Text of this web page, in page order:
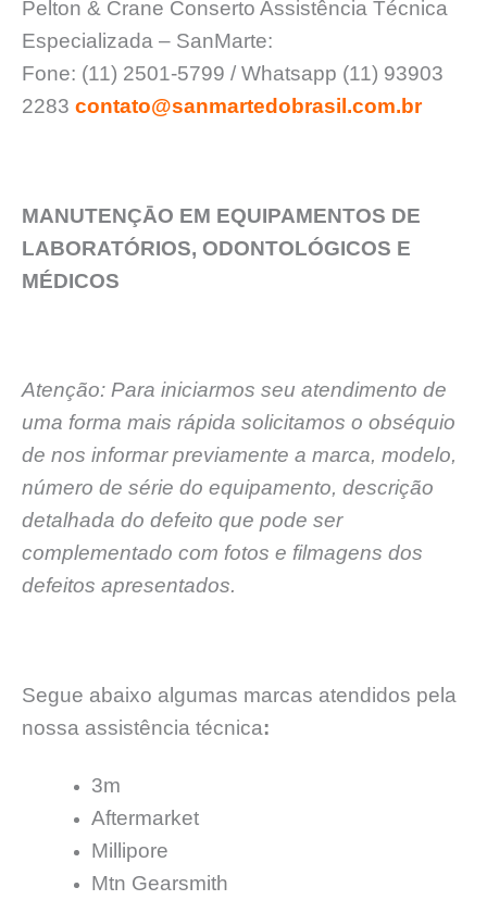
Pelton & Crane Conserto Assistência Técnica
Especializada – SanMarte:
Fone: (11) 2501-5799 / Whatsapp (11) 93903
2283 contato@sanmartedobrasil.com.br
MANUTENÇĀO EM EQUIPAMENTOS DE
LABORATÓRIOS, ODONTOLÓGICOS E
MÉDICOS
Atenção: Para iniciarmos seu atendimento de
uma forma mais rápida solicitamos o obséquio
de nos informar previamente a marca, modelo,
número de série do equipamento, descrição
detalhada do defeito que pode ser
complementado com fotos e filmagens dos
defeitos apresentados.
Segue abaixo algumas marcas atendidos pela
nossa assistência técnica:
3m
Aftermarket
Millipore
Mtn Gearsmith